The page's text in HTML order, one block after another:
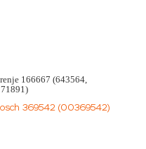
166667 (643564,